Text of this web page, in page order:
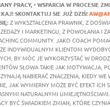
PRACY,- WSPARCIA W PROCESIE
SKONTAKTUJ SIE JUŻ DZIŚ!
Z WYKSZTAŁCENIA PRAWNIK, Z
I MARKETINGU, Z POWOŁANIA I
COMMUNITY. JAKO COACH
INDYWIDUALNYM KLIENTOM
BY MÓC JE WYKORZYSTAĆ W
SŁOWA TAKIE JAK MOTYWACJA,
NABIERAĆ ZNACZENIA, KIEDY
JAK WYMIERNY MOŻE BYĆ EFEKT ICH
NATURALNYMI
BYĆ ŚWIADKIEM ZMIAN, KTÓRE